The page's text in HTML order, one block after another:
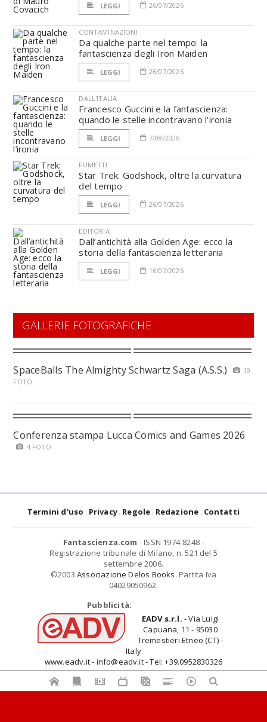
LEGGI 26/07/2026
CONTAMINAZIONI
Da qualche parte nel tempo: la
fantascienza degli Iron Maiden
LEGGI 26/07/2026
DALL'ITALIA
Francesco Guccini e la fantascienza:
quando le stelle incontravano l’ironia
LEGGI 7/08/2026
FUMETTI
Star Trek: Godshock, oltre la curvatura
del tempo
LEGGI 26/07/2026
EDITORIA
Dall’antichità alla Golden Age: ecco la
storia della fantascienza letteraria
LEGGI 16/07/2026
GALLERIE FOTOGRAFICHE
SpaceBalls The Almighty Schwartz Saga (A.S.S.)
10
FOTO
Conferenza stampa Lucca Comics and Games 2026
4 FOTO
Termini d'uso Privacy Regole Redazione Contatti
Fantascienza.com - ISSN 1974-8248 -
Registrazione tribunale di Milano, n. 521 del 5
settembre 2006.
©2003 Associazione Delos Books. Partita Iva
04029050962.
Pubblicità:
EADV s.r.l. - Via Luigi
Capuana, 11 - 95030
Tremestieri Etneo (CT) -
Italy
www.eadv.it - info@eadv.it - Tel: +39.0952830326